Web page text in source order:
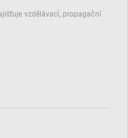
vzdělávací, propagační